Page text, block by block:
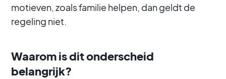
motieven, zoals familie helpen, dan geldt de
regeling niet.
Waarom is dit onderscheid
belangrijk?